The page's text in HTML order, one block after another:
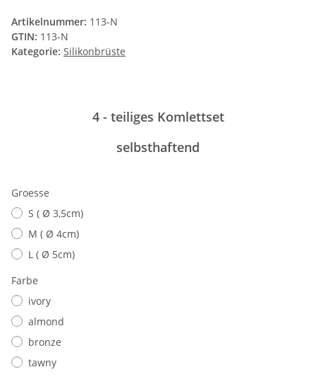
Artikelnummer: 113-N
GTIN: 113-N
Kategorie: Silikonbrüste
4 - teiliges Komlettset
selbsthaftend
Groesse
S ( Ø 3,5cm)
M ( Ø 4cm)
L ( Ø 5cm)
Farbe
ivory
almond
bronze
tawny